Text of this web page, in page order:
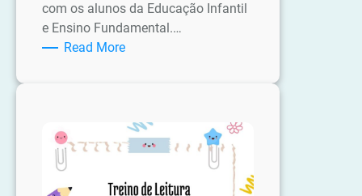
com os alunos da Educação Infantil
e Ensino Fundamental.…
Read More:
Estações